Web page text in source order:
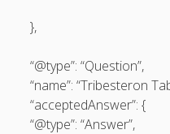
},
“@type”: “Question”,
“name”: “Tribesteron
“acceptedAnswer”: {
“@type”: “Answer”,